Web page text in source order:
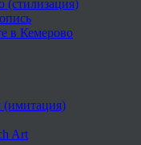
в Кемерово
(имитация)
Art